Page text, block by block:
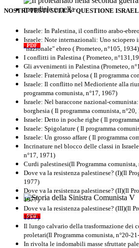
mondiale e nella "Resistenza"
antifascista
PDF Quaderno n°4 (nuova edizione 2021)
Storia della Sinistra Comunista V
PDF
NOSTRI TESTI SULLA "QUESTIONE
Israele: In Palestina, il conflitto arabo-
Israele: Note internazionali: Uno sciopero
"nazionale" ebreo ( Prometeo, n°105, 1934)
I conflitti in Palestina ( Prometeo,
Gli avvenimenti in Palestina (Prometeo,
Israele: Fraternità pelosa ( Il programma
Israele: Il conflitto nel Medioriente alla
programma comunista, n°17, 1967)
Israele: Nel baraccone nazional-
borghesia ( Il programma comunista, n°20,
Israele: Detto in poche righe ( Il
Israele: Spigolature ( Il programma
Israele: Un grosso affare ( Il programma
Incrinature nel blocco delle classi in
n°17, 1971)
Curdi palestinesi(Il Programma comunista,
Dove va la resistenza palestinese? (I)(Il
1977)
Dove va la resistenza palestinese? (II)(Il
1977)
Dove va la resistenza palestinese? (III)(Il
1977)
Il lungo calvario della trasformazione dei
proletari(Il Programma comunista, n°20-
In rivolta le indomabili masse sfruttate